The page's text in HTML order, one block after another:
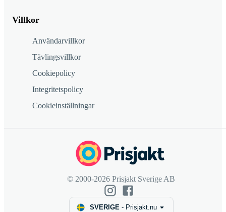
Villkor
Användarvillkor
Tävlingsvillkor
Cookiepolicy
Integritetspolicy
Cookieinställningar
© 2000-2026 Prisjakt Sverige AB
SVERIGE- Prisjakt.nu